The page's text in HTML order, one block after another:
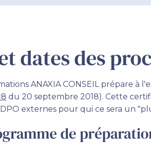
dates des
ANAXIA CONSEIL prépare
du 20 septembre 2018). Cette
externes pour qui ce sera un
de